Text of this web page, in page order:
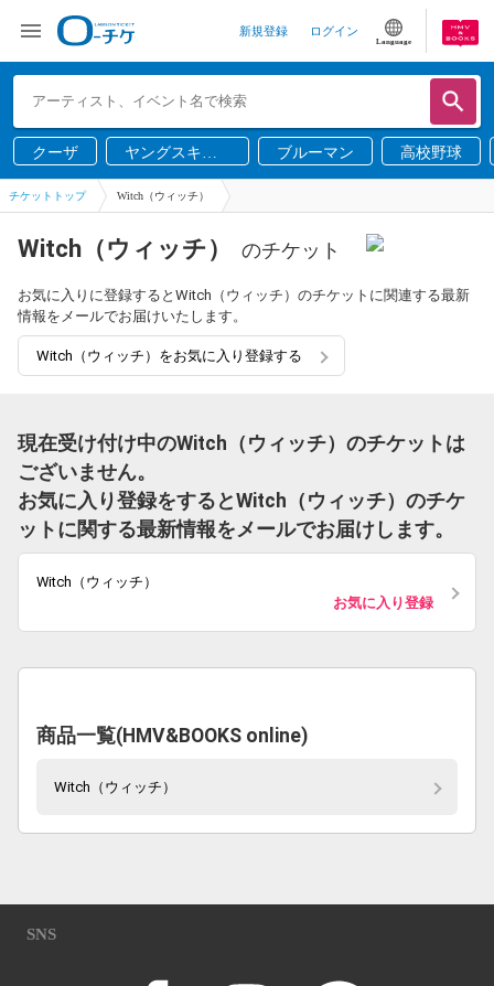
新規登録 ログイン
Language
クーザ
ヤングスキニ
ー
ブルーマン 高校野球
チケットトップ Witch（ウィッチ）
Witch（ウィッチ） のチケット
お気に入りに登録するとWitch（ウィッチ）のチケットに関連する最新
情報をメールでお届けいたします。
Witch（ウィッチ）をお気に入り登録する
現在受け付け中のWitch（ウィッチ）のチケットは
ございません。
お気に入り登録をするとWitch（ウィッチ）のチケ
ットに関する最新情報をメールでお届けします。
Witch（ウィッチ）
お気に入り登録
商品一覧(HMV&BOOKS online)
Witch（ウィッチ）
SNS